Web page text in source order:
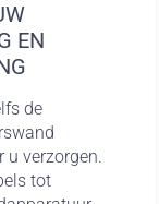
EN
de
u verzorgen.
tot